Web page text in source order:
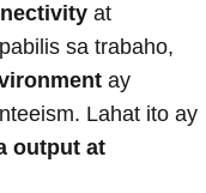
at
sa trabaho,
ay
Lahat ito ay
output at